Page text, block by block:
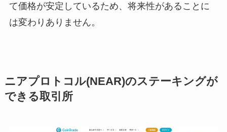
て価格が安定しているため、将来性があることに
は変わりありません。
ニアプロトコル(NEAR)のステーキングが
できる取引所